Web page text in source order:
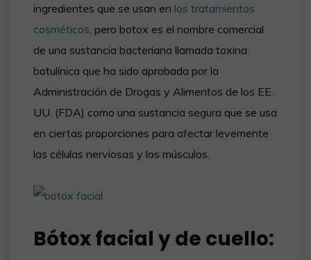
ingredientes que se usan en los tratamientos
cosméticos , pero botox es el nombre comercial
de una sustancia bacteriana llamada toxina
botulínica que ha sido aprobada por la
Administración de Drogas y Alimentos de los EE.
UU. (FDA) como una sustancia segura que se usa
en ciertas proporciones para afectar levemente
las células nerviosas y los músculos.
Bótox facial y de cuello: